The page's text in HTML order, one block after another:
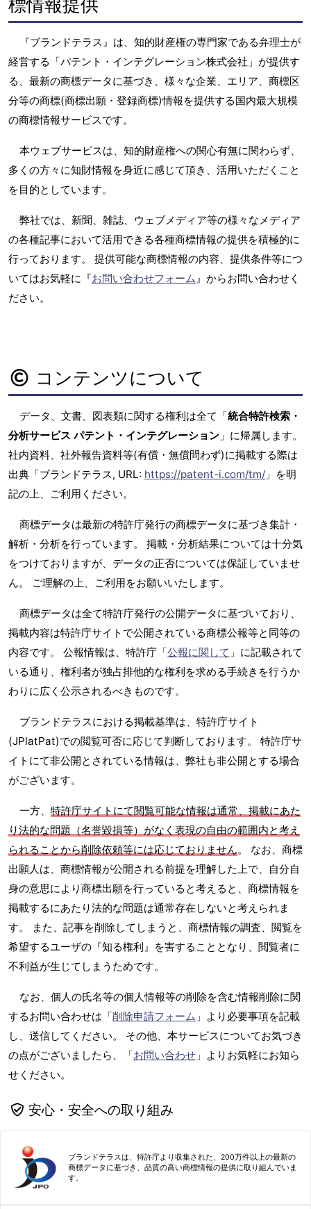
標情報提供
『ブランドテラス』は、知的財産権の専門家である弁理士が
経営する「パテント・インテグレーション株式会社」が提供す
る、最新の商標データに基づき、様々な企業、エリア、商標区
分等の商標(商標出願・登録商標)情報を提供する国内最大規模
の商標情報サービスです。
本ウェブサービスは、知的財産権への関心有無に関わらず、
多くの方々に知財情報を身近に感じて頂き、活用いただくこと
を目的としています。
弊社では、新聞、雑誌、ウェブメディア等の様々なメディア
の各種記事において活用できる各種商標情報の提供を積極的に
行っております。 提供可能な商標情報の内容、提供条件等につ
いてはお気軽に『お問い合わせフォーム』からお問い合わせく
ださい。
コンテンツについて
データ、文書、図表類に関する権利は全て「統合特許検索・
分析サービス パテント・インテグレーション 」に帰属します。
社内資料、社外報告資料等(有償・無償問わず)に掲載する際は
出典「ブランドテラス, URL: https://patent-i.com/tm/ 」を明
記の上、ご利用ください。
商標データは最新の特許庁発行の商標データに基づき集計・
解析・分析を行っています。 掲載・分析結果については十分気
をつけておりますが、データの正否については保証していませ
ん。 ご理解の上、ご利用をお願いいたします。
商標データは全て特許庁発行の公開データに基づいており、
掲載内容は特許庁サイトで公開されている商標公報等と同等の
内容です。 公報情報は、特許庁「公報に関して 」に記載されて
いる通り、権利者が独占排他的な権利を求める手続きを行うか
わりに広く公示されるべきものです。
ブランドテラスにおける掲載基準は、特許庁サイト
(JPlatPat)での閲覧可否に応じて判断しております。 特許庁サ
イトにて非公開とされている情報は、弊社も非公開とする場合
がございます。
一方、 特許庁サイトにて閲覧可能な情報は通常、掲載にあた
り法的な問題（名誉毀損等）がなく表現の自由の範囲内と考え
られることから削除依頼等には応じておりません。 なお、商標
出願人は、商標情報が公開される前提を理解した上で、自分自
身の意思により商標出願を行っていると考えると、商標情報を
掲載するにあたり法的な問題は通常存在しないと考えられま
す。 また、記事を削除してしまうと、商標情報の調査、閲覧を
希望するユーザの『知る権利』を害することとなり、閲覧者に
不利益が生じてしまうためです。
なお、個人の氏名等の個人情報等の削除を含む情報削除に関
するお問い合わせは「削除申請フォーム 」より必要事項を記載
し、送信してください。 その他、本サービスについてお気づき
の点がございましたら、「お問い合わせ 」よりお気軽にお知ら
せください。
安心・安全への取り組み
ブランドテラスは、特許庁より収集された、200万件以上の最新の
商標データに基づき、品質の高い商標情報の提供に取り組んでいま
す。